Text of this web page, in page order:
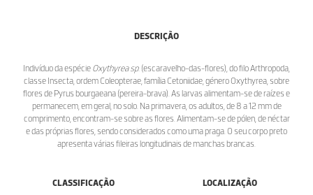
DESCRIÇÃO
Indivíduo da espécie Oxythyrea sp. (escaravelho-das-flores), do filo Arthropoda,
classe Insecta, ordem Coleopterae, família Cetoniidae, género Oxythyrea, sobre
flores de Pyrus bourgaeana (pereira-brava). As larvas alimentam-se de raízes e
permanecem, em geral, no solo. Na primavera, os adultos, de 8 a 12 mm de
comprimento, encontram-se sobre as flores. Alimentam-se de pólen, de néctar
e das próprias flores, sendo considerados como uma praga. O seu corpo preto
apresenta várias fileiras longitudinais de manchas brancas.
CLASSIFICAÇÃO LOCALIZAÇÃO